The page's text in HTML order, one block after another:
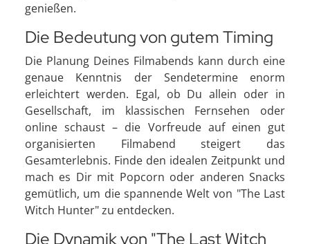
genießen.
Die Bedeutung von gutem Timing
Die Planung Deines Filmabends kann durch eine
genaue Kenntnis der Sendetermine enorm
erleichtert werden. Egal, ob Du allein oder in
Gesellschaft, im klassischen Fernsehen oder
online schaust – die Vorfreude auf einen gut
organisierten Filmabend steigert das
Gesamterlebnis. Finde den idealen Zeitpunkt und
mach es Dir mit Popcorn oder anderen Snacks
gemütlich, um die spannende Welt von "The Last
Witch Hunter" zu entdecken.
Die Dynamik von "The Last Witch